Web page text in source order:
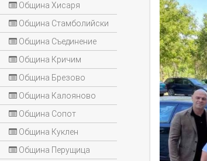
Община Хисаря
Община Стамболийски
Община Съединение
Община Кричим
Община Брезово
Община Калояново
Община Сопот
Община Куклен
Община Перущица